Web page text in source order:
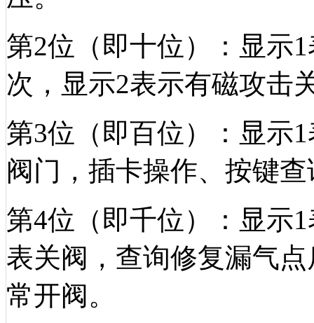
第2位（即十位）：显示
次，显示2表示有磁攻击
第3位（即百位）：显示
阀门，插卡操作、按键
第4位（即千位）：显示
表关阀，查询修复漏气
常开阀。